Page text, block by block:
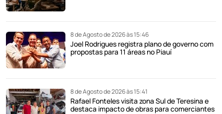
8 de Agosto de 2026 às 15:46
Joel Rodrigues registra plano de governo com
propostas para 11 áreas no Piauí
8 de Agosto de 2026 às 15:41
Rafael Fonteles visita zona Sul de Teresina e
destaca impacto de obras para comerciantes